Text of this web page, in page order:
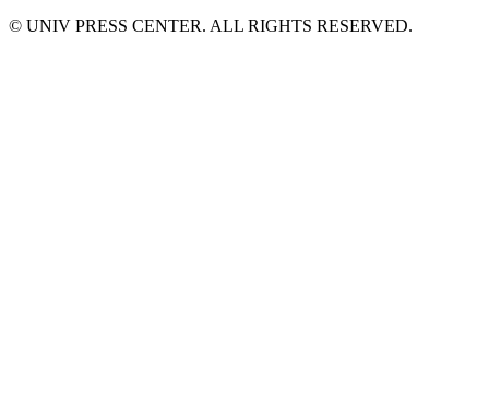
© UNIV PRESS CENTER. ALL RIGHTS RESERVED.